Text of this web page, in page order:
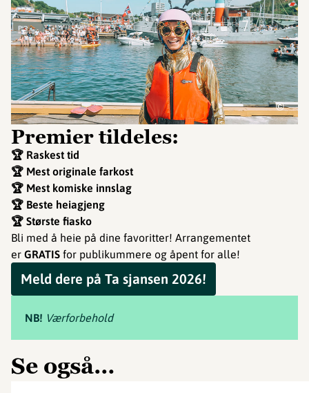
©
Premier tildeles:
🏆 Raskest tid
🏆 Mest originale farkost
🏆 Mest komiske innslag
🏆 Beste heiagjeng
🏆 Største fiasko
Bli med å heie på dine favoritter! Arrangementet
er GRATIS for publikummere og åpent for alle!
Meld dere på Ta sjansen 2026!
NB! Værforbehold
Se også…